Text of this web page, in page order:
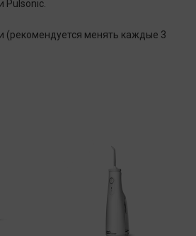
Pulsonic.
(рекомендуется менять каждые 3